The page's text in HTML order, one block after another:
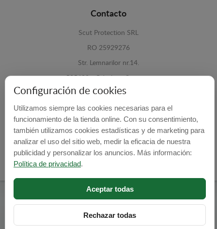
Contacto
Scut Protection SRL
RO 25929276
Str. Lemnarilor nr.14.
535600 - Odorheiu Secuiesc
Harghita, Romania
E-mail: info@cubrecarter.com
Site: www.cubrecarter.com
Cubre Carter -© 2026
Configuración de cookies
Utilizamos siempre las cookies necesarias para el
funcionamiento de la tienda online. Con su consentimiento,
también utilizamos cookies estadísticas y de marketing para
analizar el uso del sitio web, medir la eficacia de nuestra
publicidad y personalizar los anuncios. Más información:
Política de privacidad.
Aceptar todas
Rechazar todas